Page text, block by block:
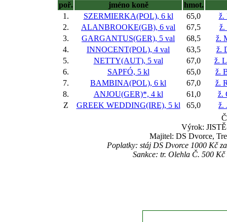
poř. jméno koně
hmot.
1.
SZERMIERKA(POL), 6 kl 65,0
ž.
2.
ALANBROOKE(GB), 6 val 67,5
ž.
3.
GARGANTUS(GER), 5 val 68,5
ž.
4.
INNOCENT(POL), 4 val 63,5
ž.
5.
NETTY(AUT), 5 val 67,0
ž.
6.
SAPFÓ, 5 kl 65,0
ž.
7.
BAMBINA(POL), 6 kl 67,0
ž.
8.
ANJOU(GER)*, 4 kl 61,0
ž.
Z
GREEK WEDDING(IRE), 5 kl 65,0
ž.
Výrok:
Majitel: DS Dvorce,
Poplatky: stáj DS Dvorce 1000 Kč
Sankce: tr. Olehla Č. 500